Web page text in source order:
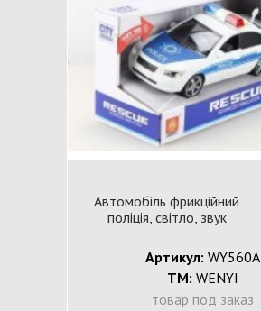
Автомобіль фрикційний
поліція, світло, звук
Артикул: WY560A
ТМ: WENYI
товар под заказ